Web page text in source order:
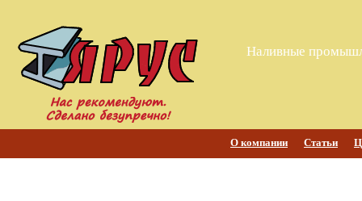
Наливные
О компании Статьи